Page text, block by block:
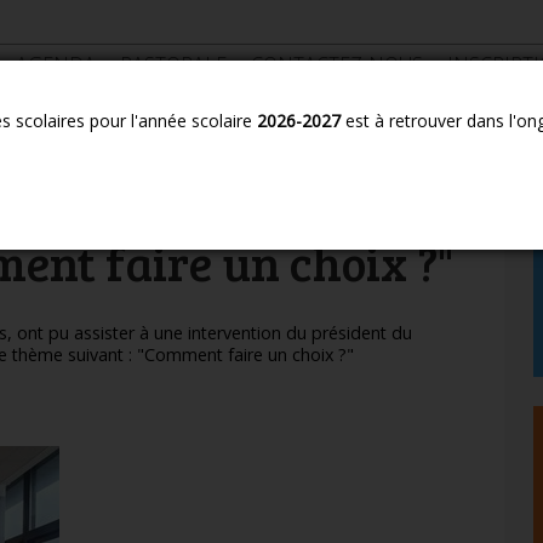
AGENDA PASTORALE CONTACTEZ-NOUS
RASSAËRT
faire un choix ?"
ont pu assister à une intervention du président du
thème suivant : "Comment faire un choix ?"
scolaires pour l'année scolaire 2026-2027est à retrouver dans